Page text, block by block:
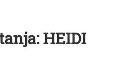
HEIDI